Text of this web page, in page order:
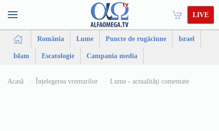
LIVE
România Lume Puncte de rugăciune Israel
Islam Escatologie Campania media
Acasă Înțelegerea vremurilor Lume - actualități comentate